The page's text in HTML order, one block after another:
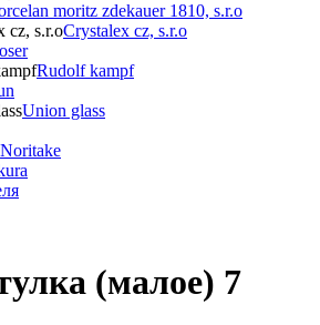
moritz zdekauer 1810, s.r.o
Crystalex cz, s.r.o
Rudolf kampf
Union glass
Noritake
(малое) 7